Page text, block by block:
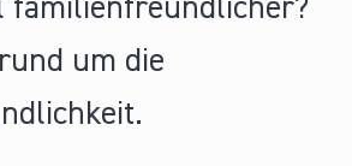
familienfreundlicher?
um die